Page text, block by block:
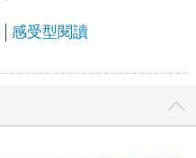
感受型閱讀